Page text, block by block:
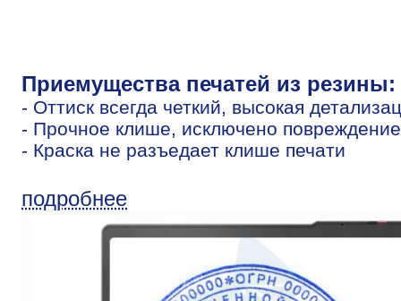
Приемущества печатей из резины:
- Оттиск всегда четкий, высокая
- Прочное клише, исключено
- Краска не разъедает клише печати
подробнее